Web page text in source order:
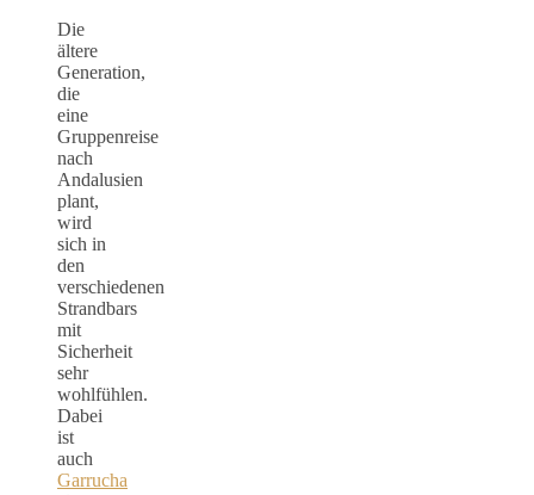
Die
ältere
Generation,
die
eine
Gruppenreise
nach
Andalusien
plant,
wird
sich in
den
verschiedenen
Strandbars
mit
Sicherheit
sehr
wohlfühlen.
Dabei
ist
auch
Garrucha